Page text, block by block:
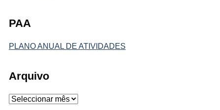
PAA
PLANO ANUAL DE ATIVIDADES
Arquivo
Arquivo